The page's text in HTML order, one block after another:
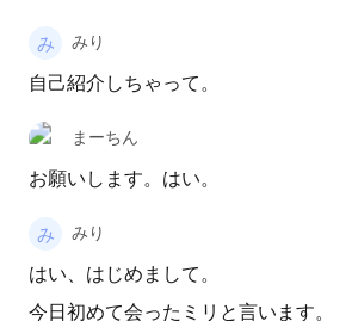
みり
自己紹介しちゃって。
まーちん
お願いします。はい。
みり
はい、はじめまして。
今日初めて会ったミリと言います。